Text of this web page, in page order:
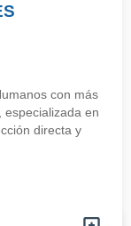
con más
en
directa y